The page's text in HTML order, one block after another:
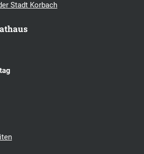
Stadt Korbach